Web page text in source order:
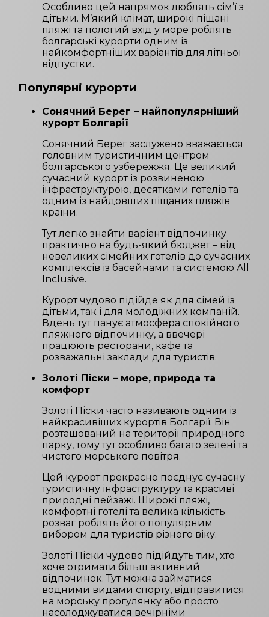
Особливо цей напрямок люблять сім’ї з
дітьми. М’який клімат, широкі піщані
пляжі та пологий вхід у море роблять
болгарські курорти одним із
найкомфортніших варіантів для літньої
відпустки.
Популярні курорти
Сонячний Берег – найпопулярніший
курорт Болгарії
Сонячний Берег заслужено вважається
головним туристичним центром
болгарського узбережжя. Це великий
сучасний курорт із розвиненою
інфраструктурою, десятками готелів та
одним із найдовших піщаних пляжів
країни.
Тут легко знайти варіант відпочинку
практично на будь-який бюджет – від
невеликих сімейних готелів до сучасних
комплексів із басейнами та системою All
Inclusive.
Курорт чудово підійде як для сімей із
дітьми, так і для молодіжних компаній.
Вдень тут панує атмосфера спокійного
пляжного відпочинку, а ввечері
працюють ресторани, кафе та
розважальні заклади для туристів.
Золоті Піски – море, природа та
комфорт
Золоті Піски часто називають одним із
найкрасивіших курортів Болгарії. Він
розташований на території природного
парку, тому тут особливо багато зелені та
чистого морського повітря.
Цей курорт прекрасно поєднує сучасну
туристичну інфраструктуру та красиві
природні пейзажі. Широкі пляжі,
комфортні готелі та велика кількість
розваг роблять його популярним
вибором для туристів різного віку.
Золоті Піски чудово підійдуть тим, хто
хоче отримати більш активний
відпочинок. Тут можна займатися
водними видами спорту, відправитися
на морську прогулянку або просто
насолоджуватися вечірніми